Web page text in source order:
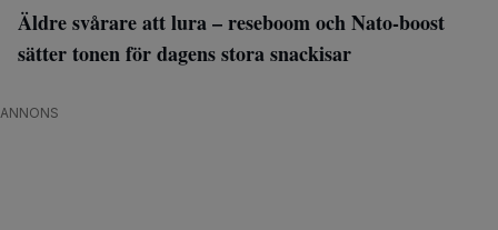
Äldre svårare att lura – reseboom och Nato-boost
sätter tonen för dagens stora snackisar
ANNONS